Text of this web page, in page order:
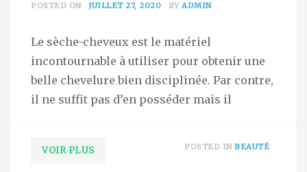
POSTED ON JUILLET 27, 2020 BY ADMIN
Le sèche-cheveux est le matériel
incontournable à utiliser pour obtenir une
belle chevelure bien disciplinée. Par contre,
il ne suffit pas d’en posséder mais il
VOIR PLUS POSTED IN BEAUTÉ